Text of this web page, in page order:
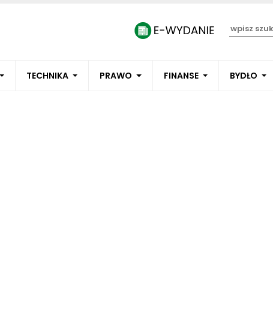
TECHNIKA PRAWO FINANSE BYDŁO